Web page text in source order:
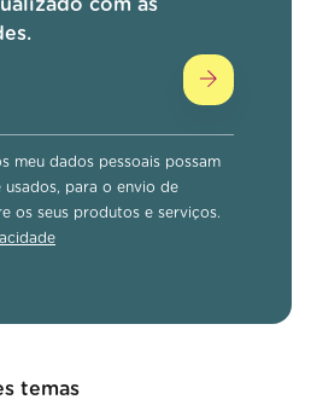
com as
meu dados pessoais possam
usados, para o envio de
os seus produtos e serviços.
temas